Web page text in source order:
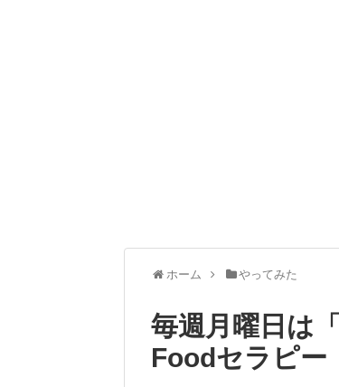
ホーム やってみた
毎週月曜日は
Foodセラピー